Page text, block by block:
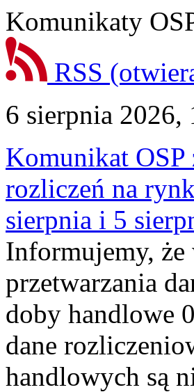
Komunikaty
RSS
6 sierpnia 2026,
Komunikat OSP
rozliczeń na
sierpnia i 5
Informujemy,
przetwarzania
doby handlowe
dane
handlowych są